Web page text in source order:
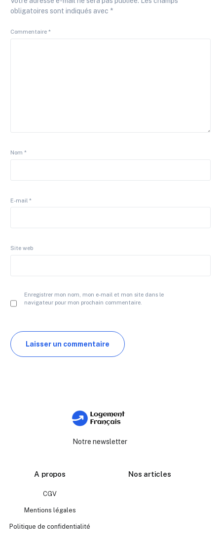
obligatoires sont indiqués avec *
Commentaire*
Nom*
E-mail*
Site web
Enregistrer mon nom, mon e-mail et mon site dans le
navigateur pour mon prochain commentaire.
Notre newsletter
A propos
CGV
Mentions légales
Politique de confidentialité
Nos articles